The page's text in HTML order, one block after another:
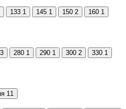
133 1 145 1 150 2 160 1
3 280 1 290 1 300 2 330 1
11